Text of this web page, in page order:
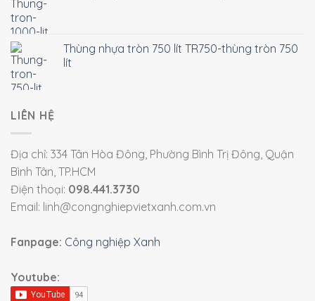
Thùng nhựa tròn 750 lít TR750-thùng tròn 750
lít
LIÊN HỆ
Địa chỉ: 334 Tân Hòa Đông, Phường Bình Trị Đông, Quận
Bình Tân, TP.HCM
Điện thoại: 098.441.3730
Email: linh@congnghiepvietxanh.com.vn
Fanpage: Công nghiệp Xanh
Youtube: